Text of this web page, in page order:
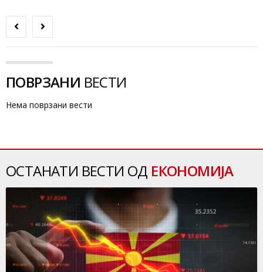
ПОВРЗАНИ ВЕСТИ
Нема поврзани вести
ОСТАНАТИ ВЕСТИ ОД ЕКОНОМИЈА